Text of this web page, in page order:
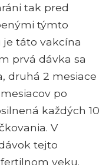
tak pred
týmto
je táto vakcína
prvá dávka sa
druhá 2 mesiace
po
každých 10
V
tejto
veku.